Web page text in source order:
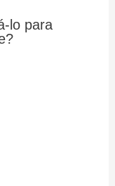
lo para